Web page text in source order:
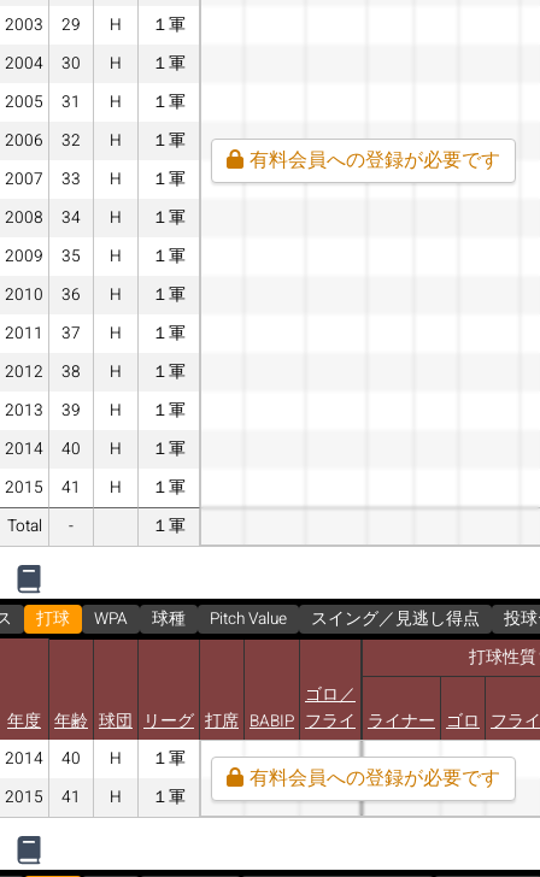
2003 29 H
１軍
2004
30 H
１軍
2005
31 H
１軍
2006
32 H
１軍
2007
33 H
１軍
2008
34 H
１軍
2009
35 H
１軍
2010
36 H
１軍
2011
37 H
１軍
2012
38 H
１軍
2013
39 H
１軍
2014
40 H
１軍
2015
41 H
１軍
Total
- １軍
有料会員への登録が必要です
打球 WPA 球種 Pitch Value スイング／見逃し得点
投
打球性質
年度 年齢 球団 リーグ 打席 BABIP
ゴロ／
フライ ライナー ゴロ フライ
2014
40 H
１軍
2015
41 H １軍
有料会員への登録が必要です